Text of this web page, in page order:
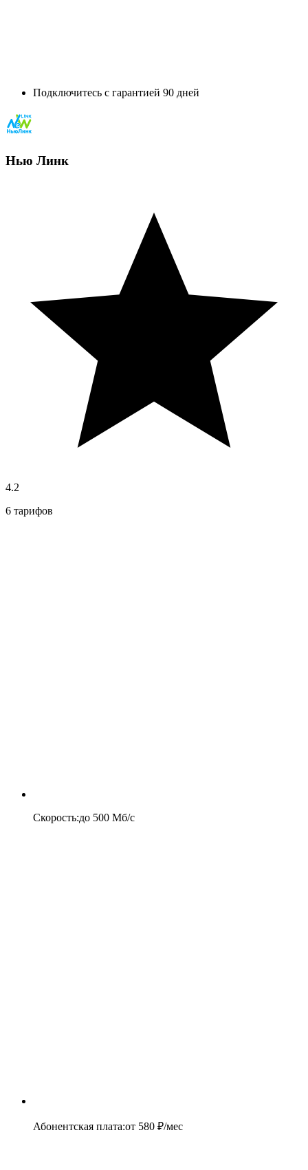
Подключитесь с гарантией 90 дней
Нью Линк
4.2
6 тарифов
Скорость:до 500 Мб/c
Абонентская плата:от 580 ₽/мес